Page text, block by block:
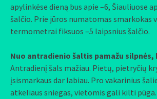
apylinkėse dieną bus apie –6, Šiauliuose
šalčio. Prie jūros numatomas smarkokas
termometrai fiksuos –5 laipsnius šalčio.
Nuo antradienio šaltis pamažu silpnės,
Antradienį šals mažiau. Pietų, pietryčių
įsismarkaus dar labiau. Pro vakarinius
atkeliaus sniegas, vietomis gali kilti